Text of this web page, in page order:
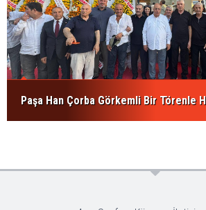
Paşa Han Çorba Görkemli Bir Törenle